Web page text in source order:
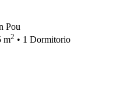
Pou
m2 • 1 Dormitorio